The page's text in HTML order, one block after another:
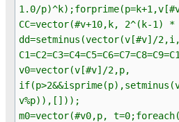
1.0/
CC=vector(#v+10,k, 2^(k-1)
dd=setminus(vector(v[#v]/
v0=vector(v[#v]/2,p,
v%p)),[]));
m0=vector(#v0,p,